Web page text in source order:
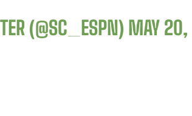
(@SC_ESPN) MAY